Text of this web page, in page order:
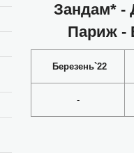
Зандам* -
Париж -
Березень`22
-